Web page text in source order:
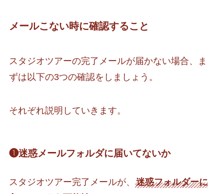
メールこない時に確認すること
スタジオツアーの完了メールが届かない場合、ま
ずは以下の3つの確認をしましょう。
それぞれ説明していきます。
❶迷惑メールフォルダに届いてないか
スタジオツアー完了メールが、 迷惑フォルダーに